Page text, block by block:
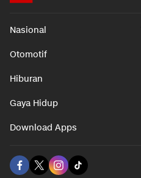
Nasional
Otomotif
Hiburan
Gaya Hidup
Download Apps